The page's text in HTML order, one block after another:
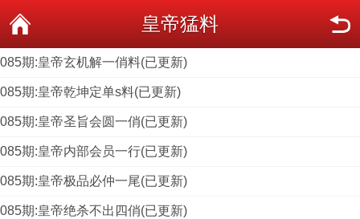
皇帝猛料
085期:皇帝玄机解一俏料(已更新)
085期:皇帝乾坤定单s料(已更新)
085期:皇帝圣旨会圆一俏(已更新)
085期:皇帝内部会员一行(已更新)
085期:皇帝极品必仲一尾(已更新)
085期:皇帝绝杀不出四俏(已更新)